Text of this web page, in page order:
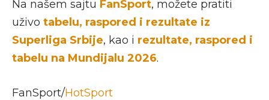
Na našem sajtu FanSport, možete pratiti
uživo tabelu, raspored i rezultate iz
Superliga Srbije, kao i rezultate, raspored i
tabelu na Mundijalu 2026.
FanSport/HotSport